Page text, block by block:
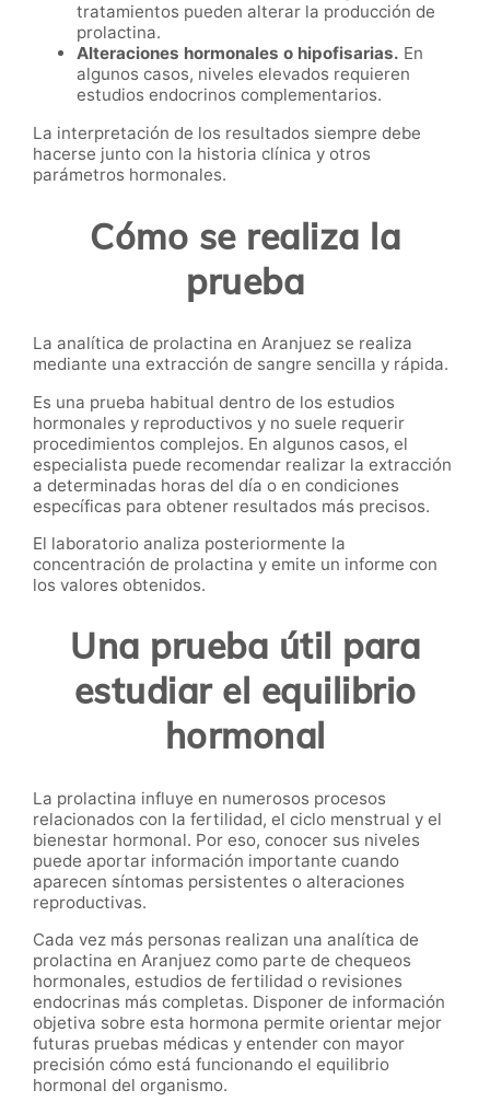
tratamientos pueden alterar la producción de
prolactina.
Alteraciones hormonales o hipofisarias. En
algunos casos, niveles elevados requieren
estudios endocrinos complementarios.
La interpretación de los resultados siempre debe
hacerse junto con la historia clínica y otros
parámetros hormonales.
Cómo se realiza la
prueba
La analítica de prolactina en Aranjuez se realiza
mediante una extracción de sangre sencilla y rápida.
Es una prueba habitual dentro de los estudios
hormonales y reproductivos y no suele requerir
procedimientos complejos. En algunos casos, el
especialista puede recomendar realizar la extracción
a determinadas horas del día o en condiciones
específicas para obtener resultados más precisos.
El laboratorio analiza posteriormente la
concentración de prolactina y emite un informe con
los valores obtenidos.
Una prueba útil para
estudiar el equilibrio
hormonal
La prolactina influye en numerosos procesos
relacionados con la fertilidad, el ciclo menstrual y el
bienestar hormonal. Por eso, conocer sus niveles
puede aportar información importante cuando
aparecen síntomas persistentes o alteraciones
reproductivas.
Cada vez más personas realizan una analítica de
prolactina en Aranjuez como parte de chequeos
hormonales, estudios de fertilidad o revisiones
endocrinas más completas. Disponer de información
objetiva sobre esta hormona permite orientar mejor
futuras pruebas médicas y entender con mayor
precisión cómo está funcionando el equilibrio
hormonal del organismo.